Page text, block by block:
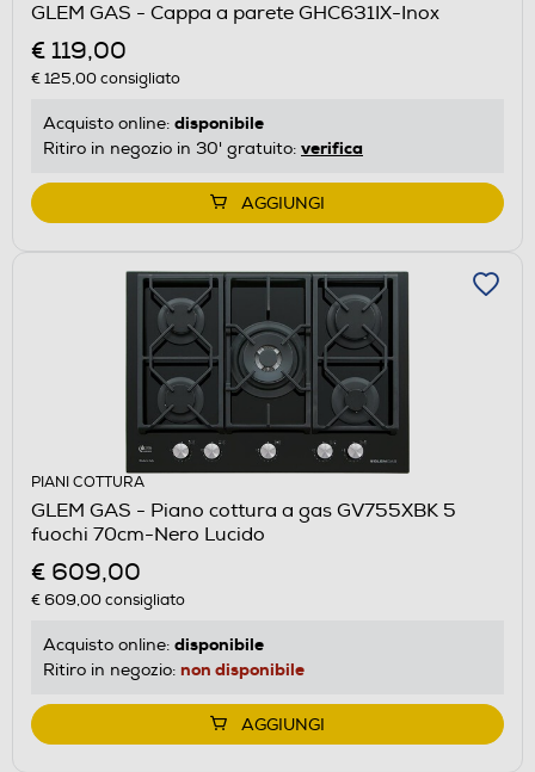
GLEM GAS - Cappa a parete GHC631IX-Inox
€ 119,00
€ 125,00consigliato
Acquisto online: disponibile
Ritiro in negozio in 30' gratuito: verifica
AGGIUNGI
PIANI COTTURA
GLEM GAS - Piano cottura a gas GV755XBK 5
fuochi 70cm-Nero Lucido
€ 609,00
€ 609,00consigliato
Acquisto online: disponibile
Ritiro in negozio: non disponibile
AGGIUNGI